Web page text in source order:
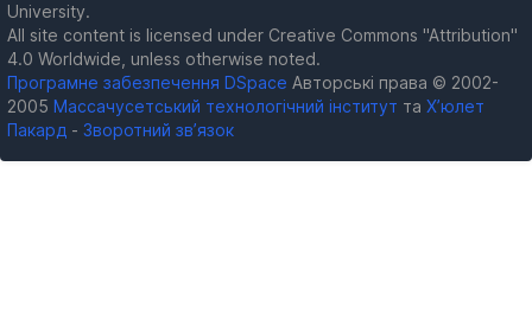
University.
All site content is licensed under Creative Commons "Attribution"
4.0 Worldwide, unless otherwise noted.
Програмне забезпечення DSpace Авторські права © 2002-
2005 Массачусетський технологічний інститут та Х’юлет
Пакард - Зворотний зв’язок